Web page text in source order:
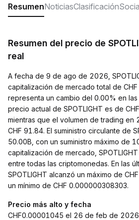
ResumenNoticiasClasificación
Resumen del precio de
real
A fecha de 9 de ago de 2026,
capitalización de mercado total de
representa un cambio del 0.00% en las
precio actual de SPOTLIGHT es de
mientras que el volumen de trading en
CHF 91.84. El suministro circulante de
50.00B, con un suministro máximo de
capitalización de mercado,
entre todas las criptomonedas. En las
SPOTLIGHT alcanzó un máximo de
un mínimo de CHF 0.000000308303.
Precio más alto y fecha
CHF0.00001045 el 26 de feb de 2026